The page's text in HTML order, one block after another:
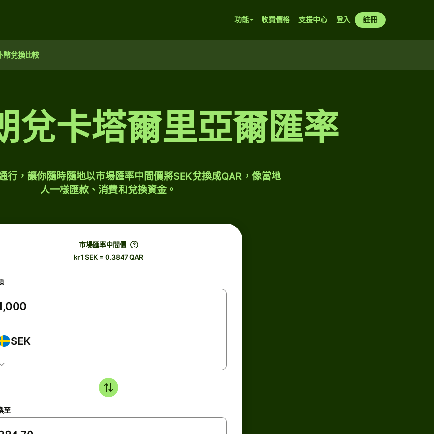
功能 收費價格 支援中心 登入 註冊
幣兌換比較
兌卡塔爾里亞爾匯率
行，讓你隨時隨地以市場匯率中間價將SEK兌換成QAR，像當地
人一樣匯款、消費和兌換資金。
市場匯率中間價
kr1 SEK = 0.3847 QAR
SEK
至